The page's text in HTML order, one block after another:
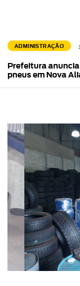
ADMINISTRAÇÃO
Prefeitura
pneus em Nova